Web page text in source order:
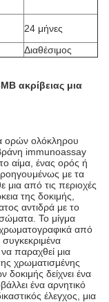
24 μήνες
Διαθέσιμος
ακρίβειας μια
ορών ολόκληρου
immunoassay
αίμα, ένας ορός ή
με τα
από τις περιοχές
της δοκιμής,
αντιδρά με το
Το μίγμα
από
συγκεκριμένα
παραχθεί μια
χρωματισμένης
δείχνει ένα
ένα αρνητικό
έλεγχος, μια